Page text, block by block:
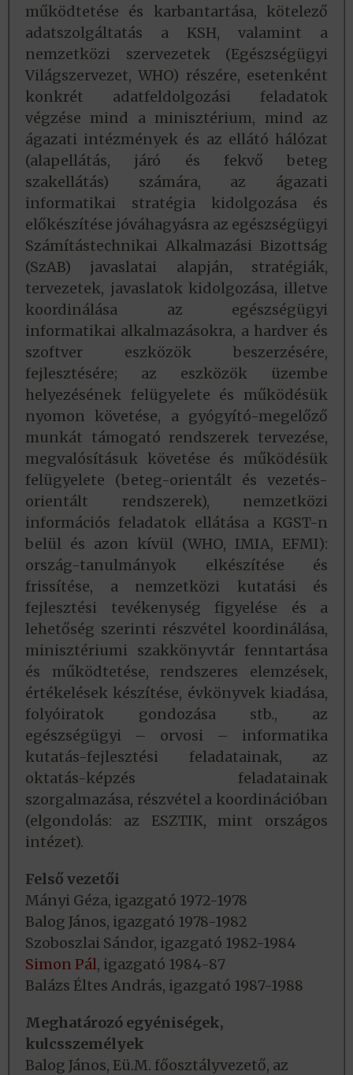
működtetése és karbantartása, kötelező
adatszolgáltatás a KSH, valamint a
nemzetközi szervezetek (Egészségügyi
Világszervezet, WHO) részére, esetenként
konkrét adatfeldolgozási feladatok
végzése mind a minisztérium, mind az
ágazati intézmények és az ellátó hálózat
(alapellátás, járó és fekvő beteg
szakellátás) számára, az ágazati
informatikai stratégia kidolgozása és
előkészítése jóváhagyásra az egészségügyi
Számítástechnikai Alkalmazási Bizottság
(SzAB) javaslatai alapján, stratégiák,
tervezetek, javaslatok kidolgozása, illetve
koordinálása az egészségügyi
informatikai alkalmazásokra, a hardver és
szoftver eszközök beszerzésére,
fejlesztésére; az eszközök üzembe
helyezésének felügyelete és működésük
nyomon követése, a gyógyító-megelőző
munkát támogató rendszerek tervezése,
megvalósításuk követése és működésük
felügyelete (beteg-orientált és vezetés-
orientált rendszerek), nemzetközi
információs feladatok ellátása a KGST-n
belül és azon kívül (WHO, IMIA, EFMI):
ország-tanulmányok elkészítése és
frissítése, a nemzetközi kutatási és
fejlesztési tevékenység figyelése és a
lehetőség szerinti részvétel koordinálása,
minisztériumi szakkönyvtár fenntartása
és működtetése, rendszeres elemzések,
értékelések készítése, évkönyvek kiadása,
folyóiratok gondozása stb., az
egészségügyi – orvosi – informatika
kutatás-fejlesztési feladatainak, az
oktatás-képzés feladatainak
szorgalmazása, részvétel a koordinációban
(elgondolás: az ESZTIK, mint országos
intézet).
Felső vezetői
Mányi Géza, igazgató 1972-1978
Balog János, igazgató 1978-1982
Szoboszlai Sándor, igazgató 1982-1984
Simon Pál, igazgató 1984-87
Balázs Éltes András, igazgató 1987-1988
Meghatározó egyéniségek,
kulcsszemélyek
Balog János, Eü.M. főosztályvezető, az